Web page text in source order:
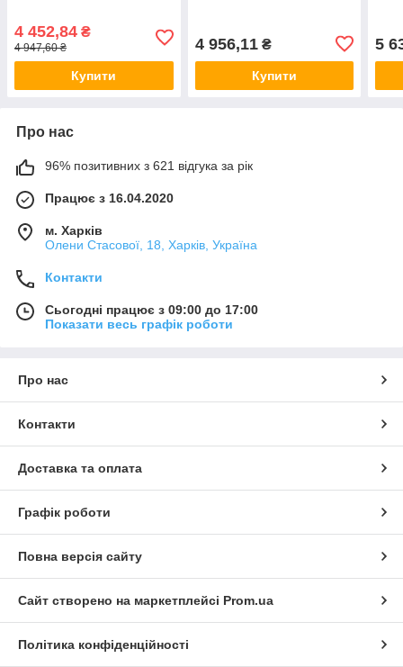
4 452,84 ₴
4 947,60 ₴
Купити
4 956,11₴
Купити
5
Про нас
96% позитивних з 621 відгука за рік
Працює з 16.04.2020
м. Харків
Олени Стасової, 18, Харків, Україна
Контакти
Сьогодні працює з 09:00 до 17:00
Показати весь графік роботи
Про нас
Контакти
Доставка та оплата
Графік роботи
Повна версія сайту
Сайт створено на маркетплейсі Prom.ua
Політика конфіденційності